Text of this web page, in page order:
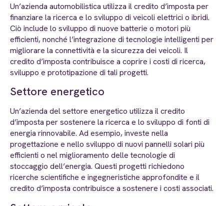
Un’azienda automobilistica utilizza il credito d’imposta per
finanziare la ricerca e lo sviluppo di veicoli elettrici o ibridi.
Ciò include lo sviluppo di nuove batterie o motori più
efficienti, nonché l’integrazione di tecnologie intelligenti per
migliorare la connettività e la sicurezza dei veicoli. Il
credito d’imposta contribuisce a coprire i costi di ricerca,
sviluppo e prototipazione di tali progetti.
Settore energetico
Un’azienda del settore energetico utilizza il credito
d’imposta per sostenere la ricerca e lo sviluppo di fonti di
energia rinnovabile. Ad esempio, investe nella
progettazione e nello sviluppo di nuovi pannelli solari più
efficienti o nel miglioramento delle tecnologie di
stoccaggio dell’energia. Questi progetti richiedono
ricerche scientifiche e ingegneristiche approfondite e il
credito d’imposta contribuisce a sostenere i costi associati.